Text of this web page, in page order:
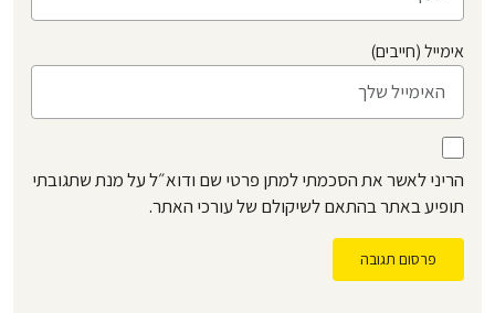
אימייל (חייבים)
הריני לאשר את הסכמתי למתן פרטי שם ודוא״ל על מנת שתגובתי
תופיע באתר בהתאם לשיקולם של עורכי האתר.
פרסום תגובה